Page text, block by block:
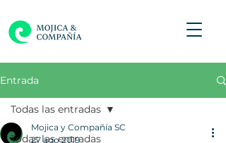
Entrada
Todas las entradas
Todas las entradas
Mojica y Compañía SC
27 ago 2019